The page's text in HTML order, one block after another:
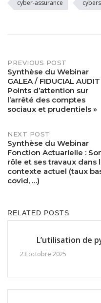
cyber-assurance
Post
navigation
PREVIOUS POST
Synthèse du Webinar
GALEA / FIDUCIAL
Points d’attention sur
l’arrêté des comptes
sociaux et prudentiels »
NEXT POST
Synthèse du Webinar
Fonction Actuarielle :
rôle et ses travaux dans
contexte actuel (taux
covid, …)
RELATED POSTS
L’utilisation de
23 octobre 2025